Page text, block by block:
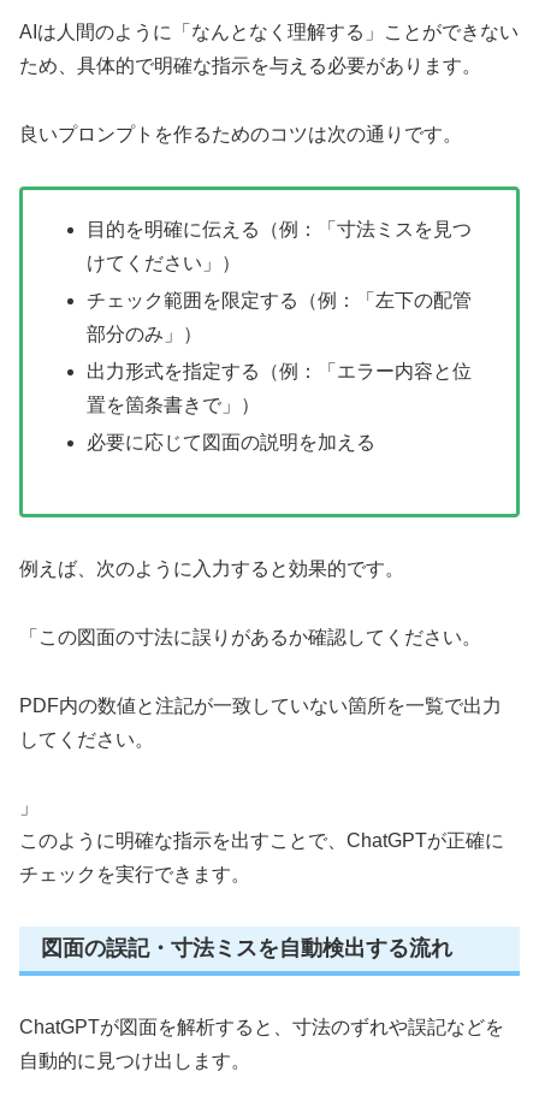
AIは人間のように「なんとなく理解する」ことができない
ため、具体的で明確な指示を与える必要があります。
良いプロンプトを作るためのコツは次の通りです。
目的を明確に伝える（例：「寸法ミスを見つ
けてください」）
チェック範囲を限定する（例：「左下の配管
部分のみ」）
出力形式を指定する（例：「エラー内容と位
置を箇条書きで」）
必要に応じて図面の説明を加える
例えば、次のように入力すると効果的です。
「この図面の寸法に誤りがあるか確認してください。
PDF内の数値と注記が一致していない箇所を一覧で出力
してください。
」
このように明確な指示を出すことで、ChatGPTが正確に
チェックを実行できます。
図面の誤記・寸法ミスを自動検出する流れ
ChatGPTが図面を解析すると、寸法のずれや誤記などを
自動的に見つけ出します。